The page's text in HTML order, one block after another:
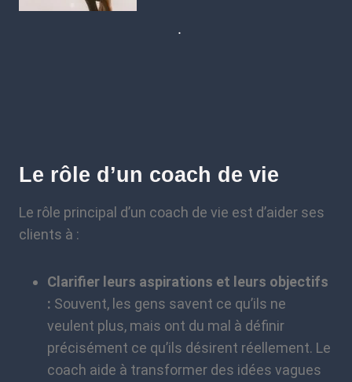
.
Le rôle d’un coach de vie
Le rôle principal d’un coach de vie est d’aider ses
clients à :
Clarifier leurs aspirations et leurs objectifs
: Souvent, les gens savent ce qu’ils ne
veulent plus, mais ont du mal à définir
précisément ce qu’ils désirent réellement. Le
coach aide à transformer des idées vagues